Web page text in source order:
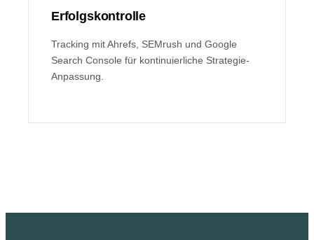
Erfolgskontrolle
Tracking mit Ahrefs, SEMrush und Google
Search Console für kontinuierliche Strategie-
Anpassung.